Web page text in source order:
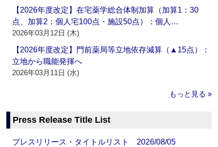
【2026年度改定】在宅薬学総合体制加算（加算1：30
点、加算2：個人宅100点・施設50点）：個人…
2026年03月12日 (木)
【2026年度改定】門前薬局等立地依存減算（▲15点）：
立地から職能発揮へ
2026年03月11日 (水)
もっと見る »
Press Release Title List
プレスリリース・タイトルリスト 2026/08/05